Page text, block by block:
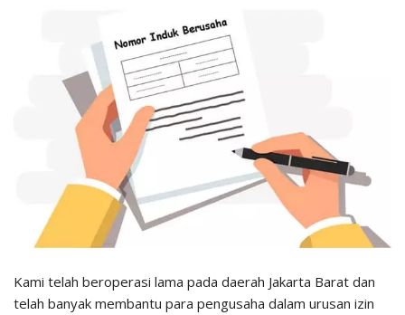
Kami telah beroperasi lama pada daerah Jakarta Barat dan
telah banyak membantu para pengusaha dalam urusan izin